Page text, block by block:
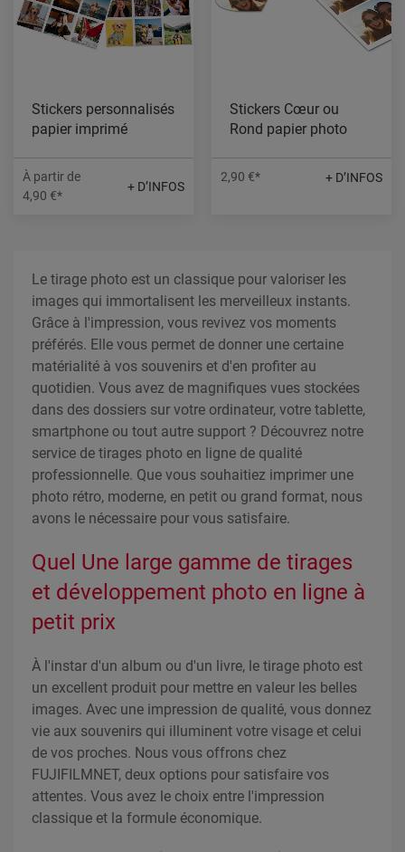
Stickers personnalisés
papier imprimé
À partir de
4,90 €*
+ D’INFOS
Stickers Cœur ou
Rond papier photo
2,90 €* + D’INFOS
Le tirage photo est un classique pour valoriser les
images qui immortalisent les merveilleux instants.
Grâce à l'impression, vous revivez vos moments
préférés. Elle vous permet de donner une certaine
matérialité à vos souvenirs et d'en profiter au
quotidien. Vous avez de magnifiques vues stockées
dans des dossiers sur votre ordinateur, votre tablette,
smartphone ou tout autre support ? Découvrez notre
service de tirages photo en ligne de qualité
professionnelle. Que vous souhaitiez imprimer une
photo rétro, moderne, en petit ou grand format, nous
avons le nécessaire pour vous satisfaire.
Quel Une large gamme de tirages
et développement photo en ligne à
petit prix
À l'instar d'un album ou d'un livre, le tirage photo est
un excellent produit pour mettre en valeur les belles
images. Avec une impression de qualité, vous donnez
vie aux souvenirs qui illuminent votre visage et celui
de vos proches. Nous vous offrons chez
FUJIFILMNET, deux options pour satisfaire vos
attentes. Vous avez le choix entre l'impression
classique et la formule économique.